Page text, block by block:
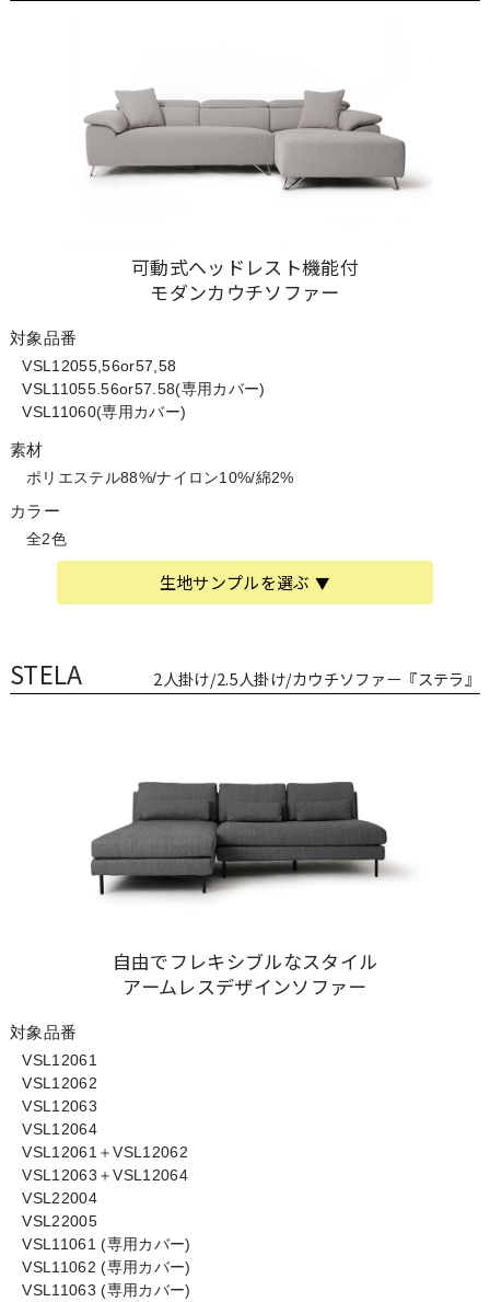
可動式ヘッドレスト機能付
モダンカウチソファー
対象品番
VSL12055,56or57,58
VSL11055.56or57.58(専用カバー)
VSL11060(専用カバー)
素材
ポリエステル88%/ナイロン10%/綿2%
カラー
全2色
生地サンプルを選ぶ
STELA 2人掛け/2.5人掛け/カウチソファー『ステラ』
自由でフレキシブルなスタイル
アームレスデザインソファー
対象品番
VSL12061
VSL12062
VSL12063
VSL12064
VSL12061＋VSL12062
VSL12063＋VSL12064
VSL22004
VSL22005
VSL11061 (専用カバー)
VSL11062 (専用カバー)
VSL11063 (専用カバー)